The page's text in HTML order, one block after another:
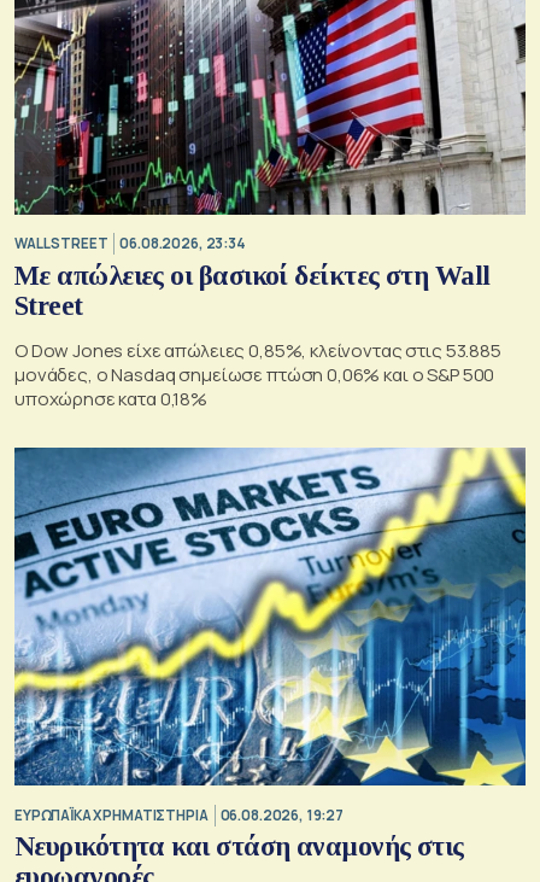
WALL STREET 06.08.2026, 23:34
Με απώλειες οι βασικοί δείκτες στη Wall
Street
Ο Dow Jones είχε απώλειες 0,85%, κλείνοντας στις 53.885
μονάδες, ο Nasdaq σημείωσε πτώση 0,06% και ο S&P 500
υποχώρησε κατα 0,18%
ΕΥΡΩΠΑΪΚΑ ΧΡΗΜΑΤΙΣΤΗΡΙΑ 06.08.2026, 19:27
Νευρικότητα και στάση αναμονής στις